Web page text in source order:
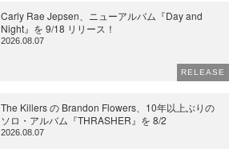
Carly Rae Jepsen、ニューアルバム『Day and
Night』を 9/18 リリース！
2026.08.07
RELEASE
The Killers の Brandon Flowers、10年以上ぶりの
ソロ・アルバム『THRASHER』を 8/2
2026.08.07